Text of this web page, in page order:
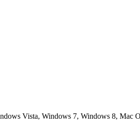
Vista, Windows 7, Windows 8, Mac